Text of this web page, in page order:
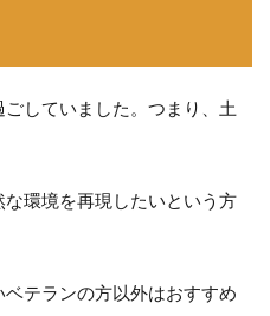
していました。つまり、土
環境を再現したいという方
テランの方以外はおすすめ